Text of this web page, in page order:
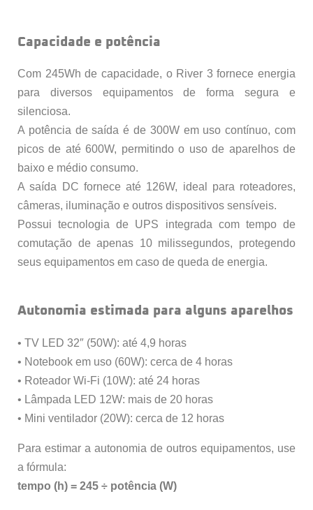
Capacidade e potência
Com 245Wh de capacidade, o River 3 fornece energia
para diversos equipamentos de forma segura e
silenciosa.
A potência de saída é de 300W em uso contínuo, com
picos de até 600W, permitindo o uso de aparelhos de
baixo e médio consumo.
A saída DC fornece até 126W, ideal para roteadores,
câmeras, iluminação e outros dispositivos sensíveis.
Possui tecnologia de UPS integrada com tempo de
comutação de apenas 10 milissegundos, protegendo
seus equipamentos em caso de queda de energia.
Autonomia estimada para alguns aparelhos
• TV LED 32″ (50W): até 4,9 horas
• Notebook em uso (60W): cerca de 4 horas
• Roteador Wi-Fi (10W): até 24 horas
• Lâmpada LED 12W: mais de 20 horas
• Mini ventilador (20W): cerca de 12 horas
Para estimar a autonomia de outros equipamentos, use
a fórmula:
tempo (h) = 245 ÷ potência (W)